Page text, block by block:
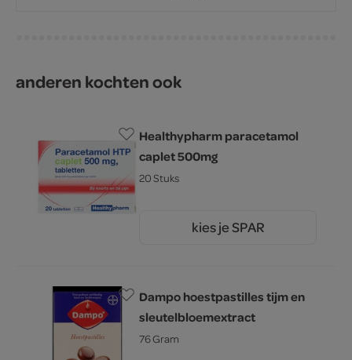
anderen kochten ook
Healthypharm paracetamol
caplet 500mg
20 Stuks
kies je SPAR
Dampo hoestpastilles tijm en
sleutelbloemextract
76 Gram